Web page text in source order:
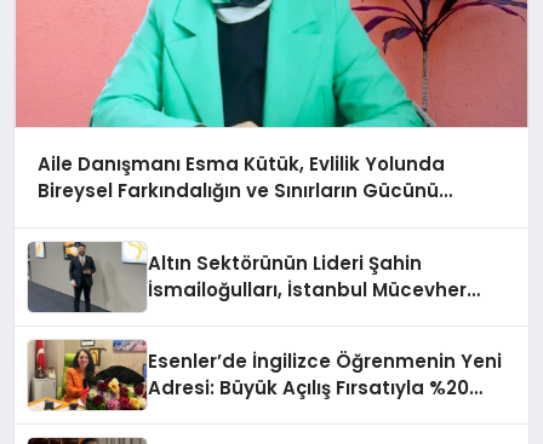
Aile Danışmanı Esma Kütük, Evlilik Yolunda
Bireysel Farkındalığın ve Sınırların Gücünü
Altın Sektörünün Lideri Şahin
İsmailoğulları, İstanbul Mücevher
Esenler’de İngilizce Öğrenmenin Yeni
Adresi: Büyük Açılış Fırsatıyla %20